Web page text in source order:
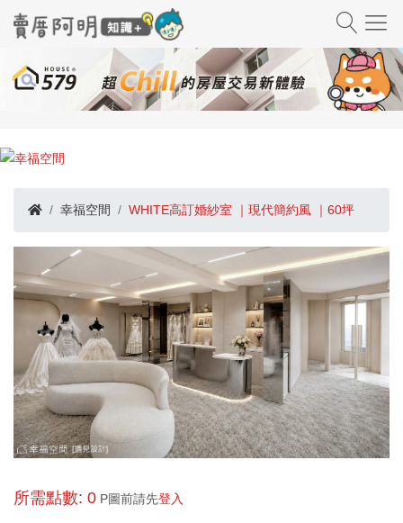
幸福空間 WHITE高訂婚紗室 ｜現代簡約風 ｜60坪
所需點數: 0 P圖前請先登入